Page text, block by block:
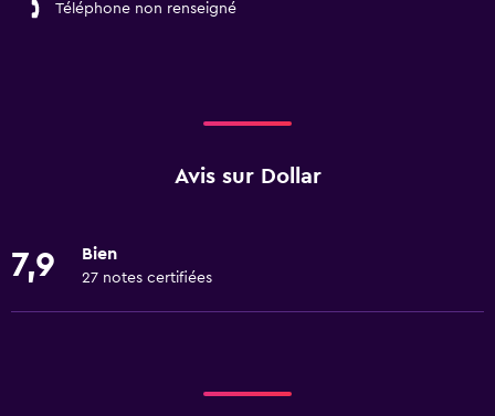
Téléphone non renseigné
Avis sur Dollar
7,9 Bien
27 notes certifiées